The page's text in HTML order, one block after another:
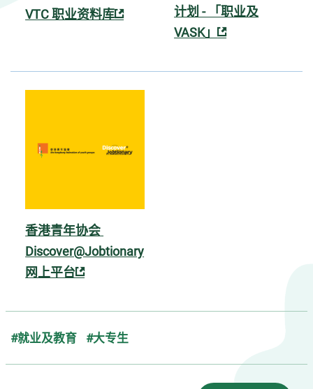
VTC 职业资料库
计划 - 「职业及
VASK」
香港青年协会
Discover@Jobtionary
网上平台
#就业及教育 #大专生